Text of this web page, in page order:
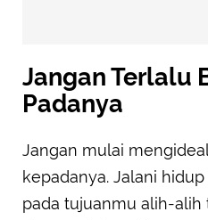
Jangan Terlalu
Padanya
Jangan mulai
kepadanya. Jalani
pada tujuanmu alih-alih